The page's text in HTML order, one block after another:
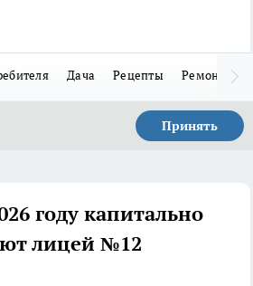
Дача Рецепты Ремонт
Принять
году капитально
лицей №12